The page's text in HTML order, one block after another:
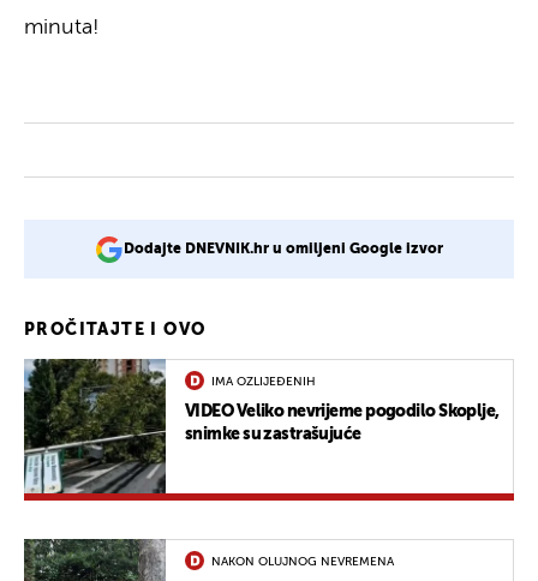
minuta!
Dodajte DNEVNIK.hr u omiljeni Google izvor
PROČITAJTE I OVO
IMA OZLIJEĐENIH
VIDEO Veliko nevrijeme pogodilo Skoplje,
snimke su zastrašujuće
NAKON OLUJNOG NEVREMENA